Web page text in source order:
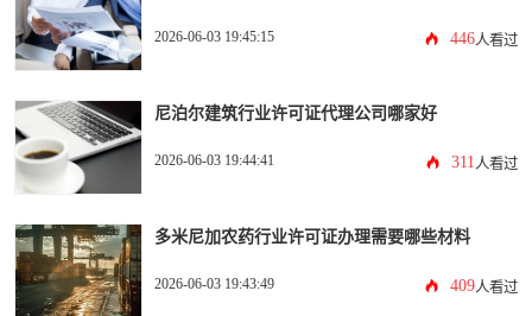
2026-06-03 19:45:15 446人看过
尼泊尔建筑行业许可证代理公司哪家好
2026-06-03 19:44:41 311 人看过
多米尼加农药行业许可证办理需要哪些材料
2026-06-03 19:43:49 409人看过